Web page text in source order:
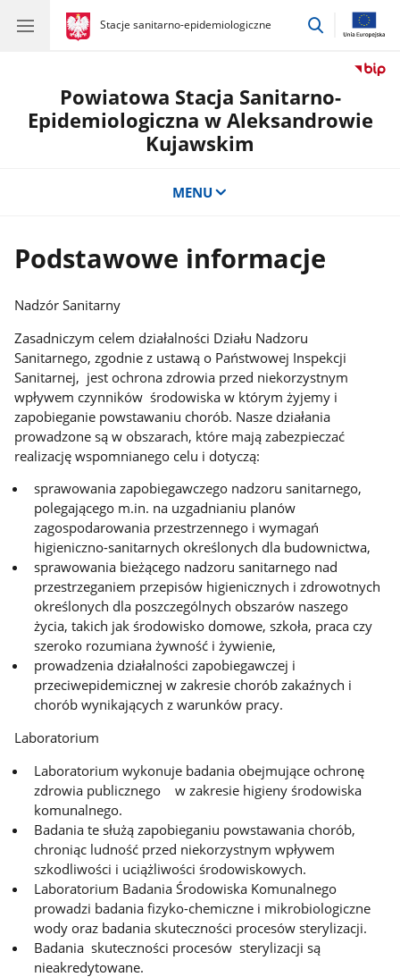
gov.pl
Stacje sanitarno-epidemiologiczne
gov.pl
Stacje
przejdź
Powiatowa Stacja Sanitarno-
Epidemiologiczna w Aleksandrowie
Kujawskim
MENU
Podstawowe informacje
Nadzór Sanitarny
Zasadniczym celem działalności Działu Nadzoru
Sanitarnego, zgodnie z ustawą o Państwowej Inspekcji
Sanitarnej, jest ochrona zdrowia przed niekorzystnym
wpływem czynników środowiska w którym żyjemy i
zapobieganie powstawaniu chorób. Nasze działania
prowadzone są w obszarach, które mają zabezpieczać
realizację wspomnianego celu i dotyczą:
sprawowania zapobiegawczego nadzoru sanitarnego,
polegającego m.in. na uzgadnianiu planów
zagospodarowania przestrzennego i wymagań
higieniczno-sanitarnych określonych dla budownictwa,
sprawowania bieżącego nadzoru sanitarnego nad
przestrzeganiem przepisów higienicznych i zdrowotnych
określonych dla poszczególnych obszarów naszego
życia, takich jak środowisko domowe, szkoła, praca czy
szeroko rozumiana żywność i żywienie,
prowadzenia działalności zapobiegawczej i
przeciwepidemicznej w zakresie chorób zakaźnych i
chorób wynikających z warunków pracy.
Laboratorium
Laboratorium wykonuje badania obejmujące ochronę
zdrowia publicznego w zakresie higieny środowiska
komunalnego.
Badania te służą zapobieganiu powstawania chorób,
chroniąc ludność przed niekorzystnym wpływem
szkodliwości i uciążliwości środowiskowych.
Laboratorium Badania Środowiska Komunalnego
prowadzi badania fizyko-chemiczne i mikrobiologiczne
wody oraz badania skuteczności procesów sterylizacji.
Badania skuteczności procesów sterylizacji są
nieakredytowane.